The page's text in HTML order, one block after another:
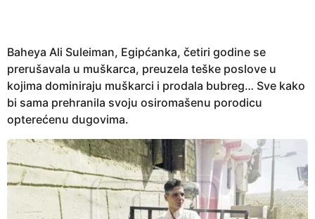
Baheya Ali Suleiman, Egipćanka, četiri godine se
prerušavala u muškarca, preuzela teške poslove u
kojima dominiraju muškarci i prodala bubreg… Sve kako
bi sama prehranila svoju osiromašenu porodicu
opterećenu dugovima.